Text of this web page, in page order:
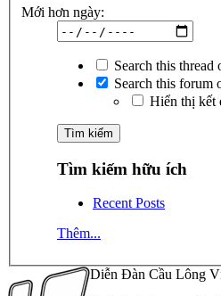
Mới hơn ngày:
Search this thread
Search this forum
Hiển thị kết
Tìm kiếm hữu ích
Recent Posts
Thêm...
Diễn Đàn Cầu Lông